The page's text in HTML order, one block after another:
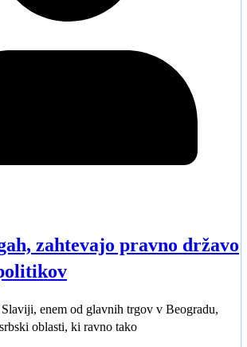
zahtevajo pravno državo
enem od glavnih trgov v Beogradu,
oblasti, ki ravno tako